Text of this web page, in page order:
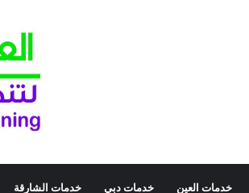
خدمات العين خدمات دبي خدمات الشارقة